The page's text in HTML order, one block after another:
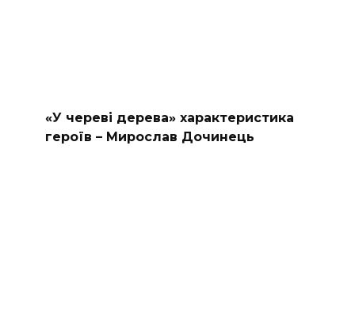
«У череві дерева» характеристика
героїв – Мирослав Дочинець